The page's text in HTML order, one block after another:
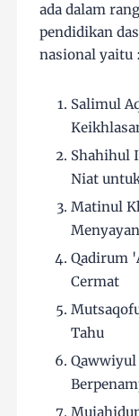
ada dalam
pendidikan
nasional yaitu :
Salimul
Niat
Matinul
Qadirum
Cermat
Tahu